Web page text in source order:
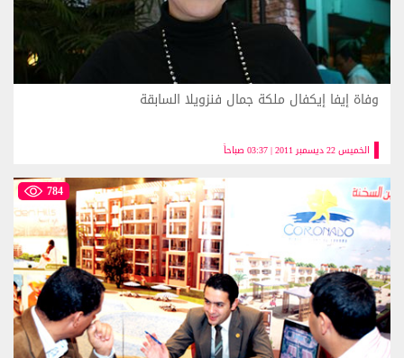
الخميس 22 ديسمبر 2011 | 03:37 صباحاً
وفاة إيفا إيكفال ملكة جمال فنزويلا السابقة
784